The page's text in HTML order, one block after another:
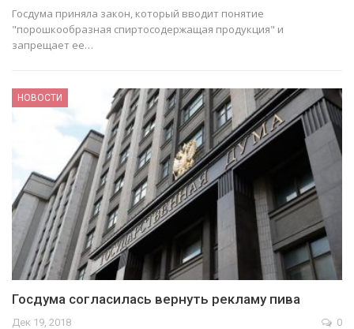
Госдума приняла закон, который вводит понятие
"порошкообразная спиртосодержащая продукция" и
запрещает ее…
НОВОСТИ
Госдума согласилась вернуть рекламу пива
Дек 19, 2018 0